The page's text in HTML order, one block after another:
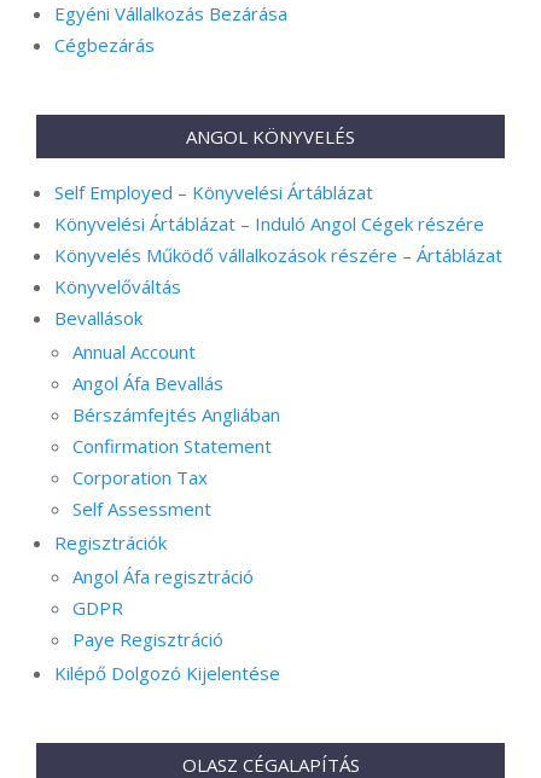
Egyéni Vállalkozás Bezárása
Cégbezárás
ANGOL KÖNYVELÉS
Self Employed – Könyvelési Ártáblázat
Könyvelési Ártáblázat – Induló Angol Cégek részére
Könyvelés Működő vállalkozások részére – Ártáblázat
Könyvelőváltás
Bevallások
Annual Account
Angol Áfa Bevallás
Bérszámfejtés Angliában
Confirmation Statement
Corporation Tax
Self Assessment
Regisztrációk
Angol Áfa regisztráció
GDPR
Paye Regisztráció
Kilépő Dolgozó Kijelentése
OLASZ CÉGALAPÍTÁS